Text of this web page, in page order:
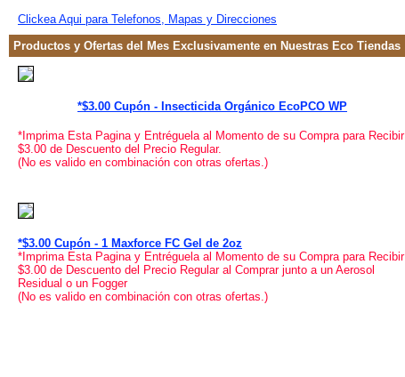
Clickea Aqui para Telefonos, Mapas y Direcciones
Productos y Ofertas del Mes Exclusivamente en Nuestras Eco Tiendas
*$3.00 Cupón - Insecticida Orgánico EcoPCO WP
*Imprima Esta Pagina y Entréguela al Momento de su Compra para Recibir
$3.00 de Descuento del Precio Regular.
(No es valido en combinación con otras ofertas.)
*$3.00 Cupón - 1 Maxforce FC Gel de 2oz
*Imprima Esta Pagina y Entréguela al Momento de su Compra para Recibir
$3.00 de Descuento del Precio Regular al Comprar junto a un Aerosol
Residual o un Fogger
(No es valido en combinación con otras ofertas.)